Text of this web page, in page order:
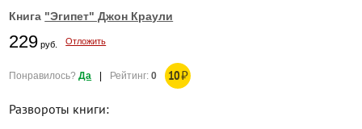
Книга "Эгипет" Джон Краули
229 руб. Отложить
Понравилось?Да | Рейтинг:0 10₽
Развороты книги: